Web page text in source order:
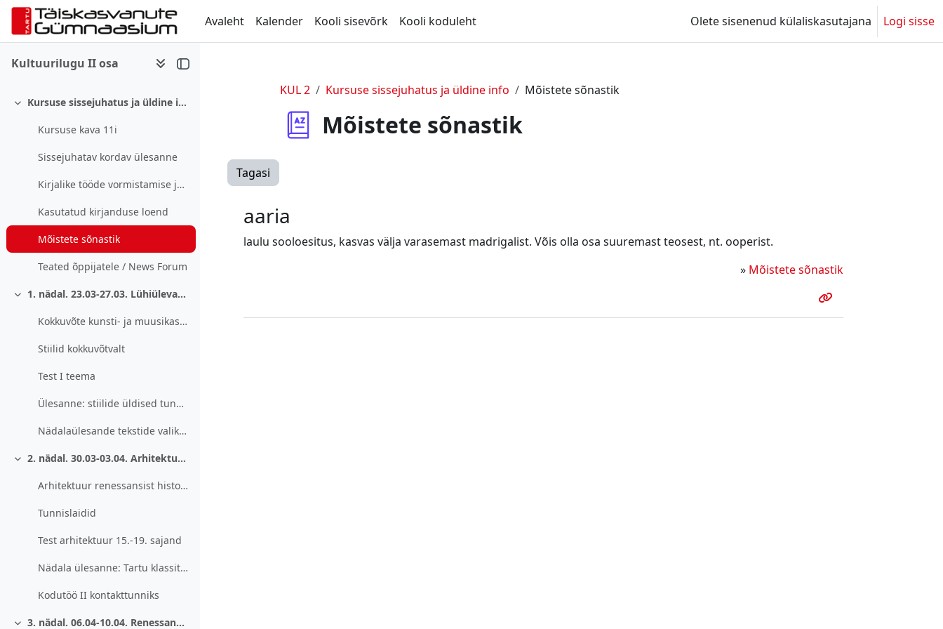
Jäta vahele peasisuni
Avaleht
Kalender Kooli sisevõrk Kooli koduleht Olete sisenenud külaliskasutajana Logi sisse
Kultuurilugu II osa
Ahenda Kursuse sissejuhatus ja üldine info
Kursuse kava 11i
Sissejuhatav kordav ülesanne
Kirjalike tööde vormistamise juhend
Kasutatud kirjanduse loend
Mõistete sõnastik
Teated õppijatele / News Forum
Ahenda 1. nädal. 23.03-27.03. Lühiülevaade stiilidest.
Kokkuvõte kunsti- ja muusikastiilidest 15.-19. sajand
Stiilid kokkuvõtvalt
Test I teema
Ülesanne: stiilide üldised tunnused
Nädalaülesande tekstide valikud
Ahenda 2. nädal. 30.03-03.04. Arhitektuur 15-19. sajand.
Arhitektuur renessansist historitsismini
Tunnislaidid
Test arhitektuur 15.-19. sajand
Nädala ülesanne: Tartu klassitsistlik arhitektuur
Kodutöö II kontakttunniks
3. nädal. 06.04-10.04. Renessanss. Pildi kirjeldamine.
KUL 2 Kursuse sissejuhatus ja üldine info Mõistete sõnastik
Mõistete sõnastik
Tagasi
aaria
laulu sooloesitus, kasvas välja varasemast madrigalist. Võis olla osa suuremast teosest, nt. ooperist.
» Mõistete sõnastik